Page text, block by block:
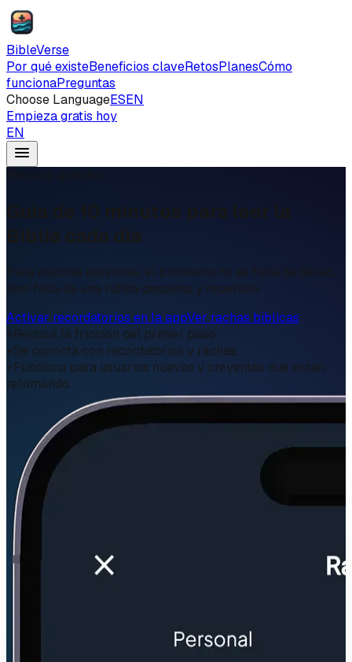
BibleVerse
Por qué existeBeneficios claveRetosPlanesCómo
funcionaPreguntas
Choose LanguageESEN
Empieza gratis hoy
EN
Guia de 10 minutos para leer la
Biblia cada dia
Para muchas personas, el problema no es falta de deseo,
sino falta de una rutina pequena y repetible.
Activar recordatorios en la appVer rachas biblicas
+Reduce la friccion del primer paso.
+Se conecta con recordatorios y rachas.
+Funciona para usuarios nuevos y creyentes que estan
retomando.